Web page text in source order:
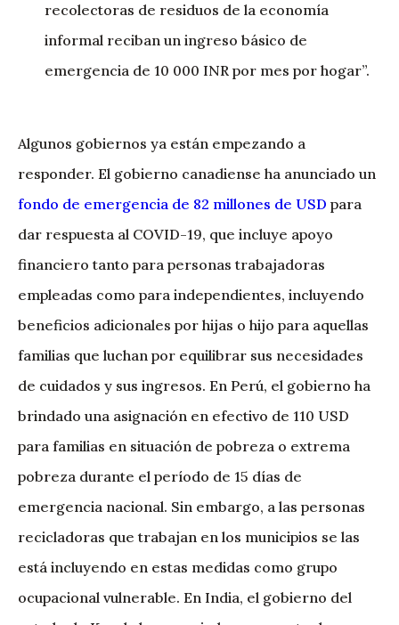
recolectoras de residuos de la economía
informal reciban un ingreso básico de
emergencia de 10 000 INR por mes por hogar”.
Algunos gobiernos ya están empezando a
responder. El gobierno canadiense ha anunciado un
fondo de emergencia de 82 millones de USD para
dar respuesta al COVID-19, que incluye apoyo
financiero tanto para personas trabajadoras
empleadas como para independientes, incluyendo
beneficios adicionales por hijas o hijo para aquellas
familias que luchan por equilibrar sus necesidades
de cuidados y sus ingresos. En Perú, el gobierno ha
brindado una asignación en efectivo de 110 USD
para familias en situación de pobreza o extrema
pobreza durante el período de 15 días de
emergencia nacional. Sin embargo, a las personas
recicladoras que trabajan en los municipios se las
está incluyendo en estas medidas como grupo
ocupacional vulnerable. En India, el gobierno del